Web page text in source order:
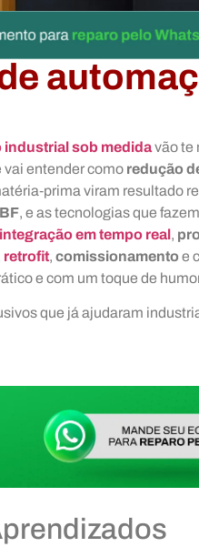
industrial sob medidavão te
vai entender como redução
viram resultado
, e as tecnologias que
integração em tempo real,
retrofit, comissionamento e
e com um toque de
que já ajudaram